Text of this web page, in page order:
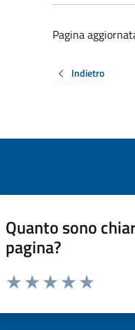
Pagina
Indietro
Quanto sono
pagina?
Valuta da 1 a 5 stelle la pagina